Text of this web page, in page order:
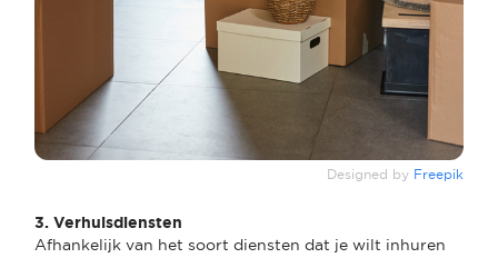
Designed by Freepik
3. Verhuisdiensten
Afhankelijk van het soort diensten dat je wilt inhuren